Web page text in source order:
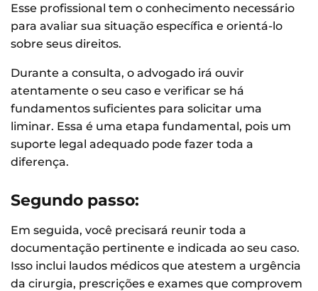
Esse profissional tem o conhecimento necessário
para avaliar sua situação específica e orientá-lo
sobre seus direitos.
Durante a consulta, o advogado irá ouvir
atentamente o seu caso e verificar se há
fundamentos suficientes para solicitar uma
liminar. Essa é uma etapa fundamental, pois um
suporte legal adequado pode fazer toda a
diferença.
Segundo passo:
Em seguida, você precisará reunir toda a
documentação pertinente e indicada ao seu caso.
Isso inclui laudos médicos que atestem a urgência
da cirurgia, prescrições e exames que comprovem